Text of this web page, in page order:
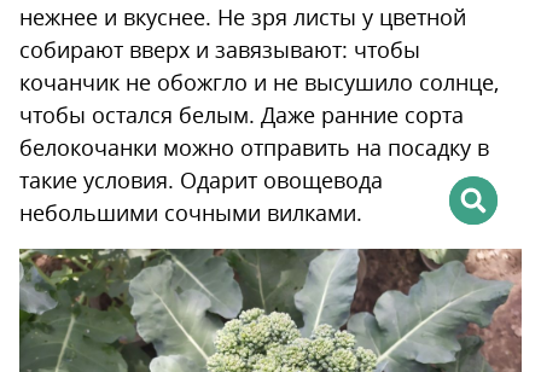
нежнее и вкуснее. Не зря листы у цветной
собирают вверх и завязывают: чтобы
кочанчик не обожгло и не высушило солнце,
чтобы остался белым. Даже ранние сорта
белокочанки можно отправить на посадку в
такие условия. Одарит овощевода
небольшими сочными вилками.